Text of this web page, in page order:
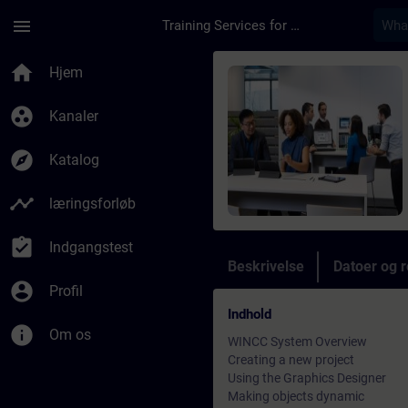
menu Training Services for Digital Industries
home Hjem
group_work Kanaler
explore Katalog
timeline læringsforløb
assignment_turned_in Indgangstest
account_circle Profil
info Om os
Rute - WinCC
Beskrivelse Datoer og
Indhold
WINCC System Overview
Creating a new project
Using the Graphics Designer
Making objects dynamic